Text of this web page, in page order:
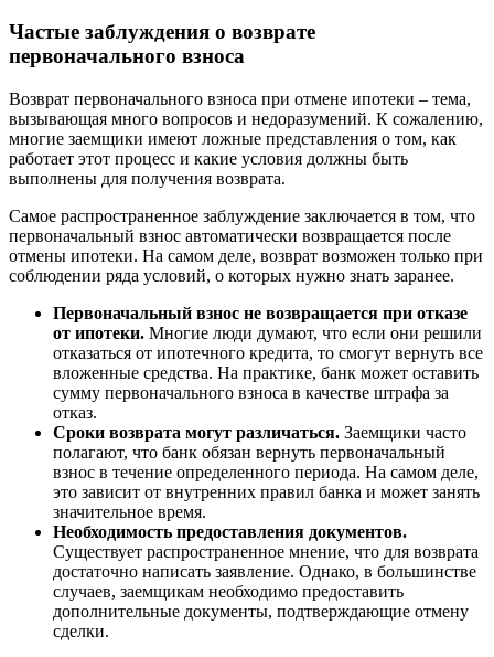
Частые заблуждения о возврате
первоначального взноса
Возврат первоначального взноса при отмене ипотеки – тема,
вызывающая много вопросов и недоразумений. К сожалению,
многие заемщики имеют ложные представления о том, как
работает этот процесс и какие условия должны быть
выполнены для получения возврата.
Самое распространенное заблуждение заключается в том, что
первоначальный взнос автоматически возвращается после
отмены ипотеки. На самом деле, возврат возможен только при
соблюдении ряда условий, о которых нужно знать заранее.
Первоначальный взнос не возвращается при отказе
от ипотеки. Многие люди думают, что если они решили
отказаться от ипотечного кредита, то смогут вернуть все
вложенные средства. На практике, банк может оставить
сумму первоначального взноса в качестве штрафа за
отказ.
Сроки возврата могут различаться. Заемщики часто
полагают, что банк обязан вернуть первоначальный
взнос в течение определенного периода. На самом деле,
это зависит от внутренних правил банка и может занять
значительное время.
Необходимость предоставления документов.
Существует распространенное мнение, что для возврата
достаточно написать заявление. Однако, в большинстве
случаев, заемщикам необходимо предоставить
дополнительные документы, подтверждающие отмену
сделки.